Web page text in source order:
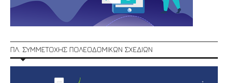
ΠΛ. ΣΥΜΜΕΤΟΧΗΣ ΠΟΛΕΟΔΟΜΙΚΩΝ ΣΧΕΔΙΩΝ